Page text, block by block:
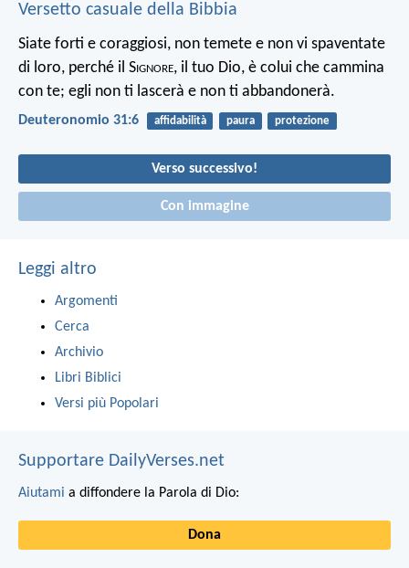
Versetto casuale della Bibbia
Siate forti e coraggiosi, non temete e non vi spaventate
di loro, perché il Signore, il tuo Dio, è colui che cammina
con te; egli non ti lascerà e non ti abbandonerà.
Deuteronomio 31:6 affidabilità paura protezione
Verso successivo!
Con immagine
Leggi altro
Argomenti
Cerca
Archivio
Libri Biblici
Versi più Popolari
Supportare DailyVerses.net
Aiutami a diffondere la Parola di Dio:
Dona